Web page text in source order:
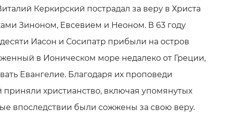
Керкирский пострадал за веру в Христа
Зиноном, Евсевием и Неоном. В 63 году
Иасон и Сосипатр прибыли на остров
в Ионическом море недалеко от Греции,
Евангелие. Благодаря их проповеди
христианство, включая упомянутых
впоследствии были сожжены за свою веру.